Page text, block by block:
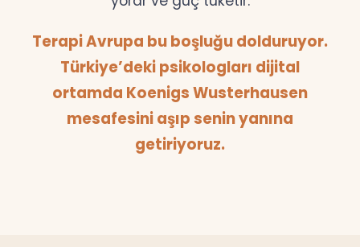
Terapi Avrupa bu boşluğu dolduruyor.
Türkiye’deki psikologları dijital
ortamda Koenigs Wusterhausen
mesafesini aşıp senin yanına
getiriyoruz.